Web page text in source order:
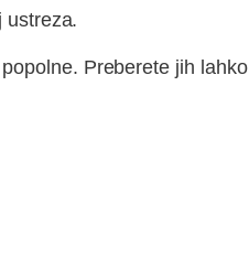
ustreza.
Preberete jih lahko